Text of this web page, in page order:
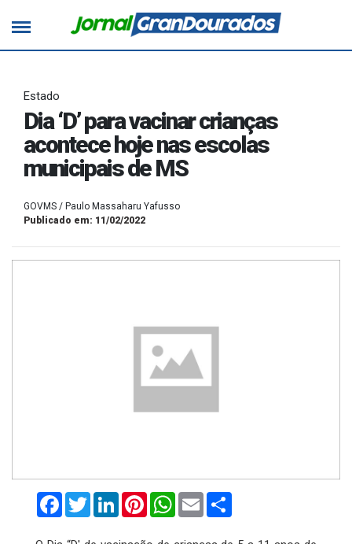
Estado
Dia ‘D’ para vacinar crianças
acontece hoje nas escolas
municipais de MS
GOVMS / Paulo Massaharu Yafusso
Publicado em: 11/02/2022
FacebookTwitterLinkedInPinterestWhatsApp
Email